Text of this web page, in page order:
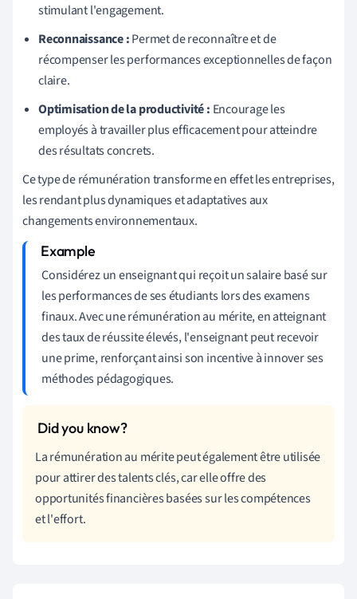
stimulant l'engagement.
Reconnaissance :Permet de reconnaître et de
récompenser les performances exceptionnelles de façon
claire.
Optimisation de la productivité : Encourage les
employés à travailler plus efficacement pour atteindre
des résultats concrets.
Ce type de rémunération transforme en effet les entreprises,
les rendant plus dynamiques et adaptatives aux
changements environnementaux.
Considérez un enseignant qui reçoit un salaire basé sur
les performances de ses étudiants lors des examens
finaux. Avec une rémunération au mérite, en atteignant
des taux de réussite élevés, l'enseignant peut recevoir
une prime, renforçant ainsi son incentive à innover ses
méthodes pédagogiques.
La rémunération au mérite peut également être utilisée
pour attirer des talents clés, car elle offre des
opportunités financières basées sur les compétences
et l'effort.